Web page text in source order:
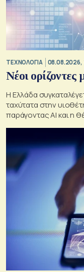
ΤΕΧΝΟΛΟΓΙΑ 08.08.2026,
Νέοι
Η Ελλάδα
ταχύτατα στην
παράγοντας AI και η